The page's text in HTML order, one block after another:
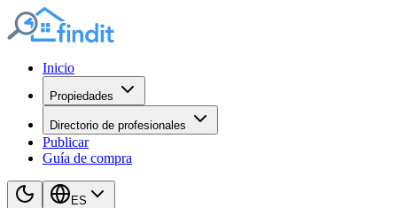
Inicio
Propiedades
Directorio de profesionales
Publicar
Guía de compra
ES